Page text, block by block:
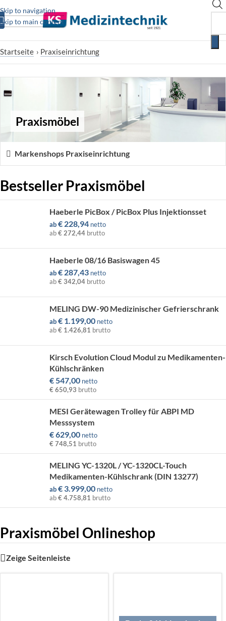
Skip to navigation
Skip to main content
Startseite › Praxiseinrichtung
Praxismöbel
Markenshops Praxiseinrichtung
Bestseller Praxismöbel
Haeberle PicBox / PicBox Plus Injektionsset
ab€ 228,94 netto
ab€ 272,44 brutto
Haeberle 08/16 Basiswagen 45
ab€ 287,43 netto
ab€ 342,04 brutto
MELING DW-90 Medizinischer Gefrierschrank
ab€ 1.199,00 netto
ab€ 1.426,81 brutto
Kirsch Evolution Cloud Modul zu Medikamenten-
Kühlschränken
€ 547,00 netto
€ 650,93 brutto
MESI Gerätewagen Trolley für ABPI MD
Messsystem
€629,00 netto
€ 748,51 brutto
MELING YC-1320L / YC-1320CL-Touch
Medikamenten-Kühlschrank (DIN 13277)
ab€ 3.999,00 netto
ab€ 4.758,81 brutto
Praxismöbel Onlineshop
Zeige Seitenleiste